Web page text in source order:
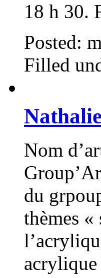
18 h 30.
Posted:
Filled
Nom
du
thèmes «